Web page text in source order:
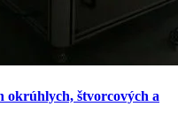
okrúhlych, štvorcových a